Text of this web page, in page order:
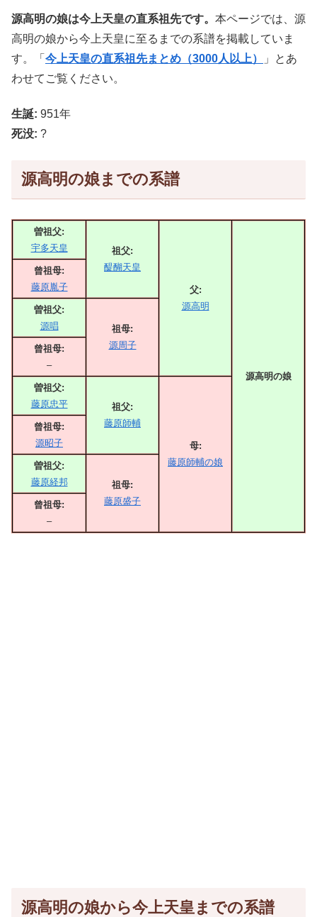
源高明の娘は今上天皇の直系祖先です。 本ページでは、源
高明の娘から今上天皇に至るまでの系譜を掲載していま
す。「 今上天皇の直系祖先まとめ（3000人以上）
」とあ
わせてご覧ください。
生誕: 951年
死没: ?
源高明の娘までの系譜
曽祖父:
宇多天皇
祖父:
醍醐天皇
父:
源高明
源高明の娘
曾祖母:
藤原胤子
曽祖父:
源唱
祖母:
源周子
曾祖母:
–
曽祖父:
藤原忠平
祖父:
藤原師輔
母:
藤原師輔の娘
曾祖母:
源昭子
曽祖父:
藤原経邦
祖母:
藤原盛子
曾祖母:
–
源高明の娘から今上天皇までの系譜